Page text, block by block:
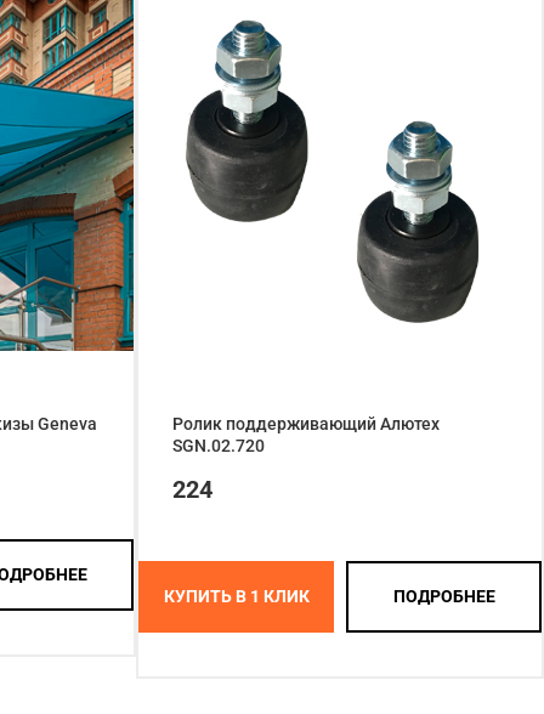
Geneva
Ролик поддерживающий Алютех
SGN.02.720
224
КУПИТЬ В 1 КЛИК ПОДРОБНЕЕ